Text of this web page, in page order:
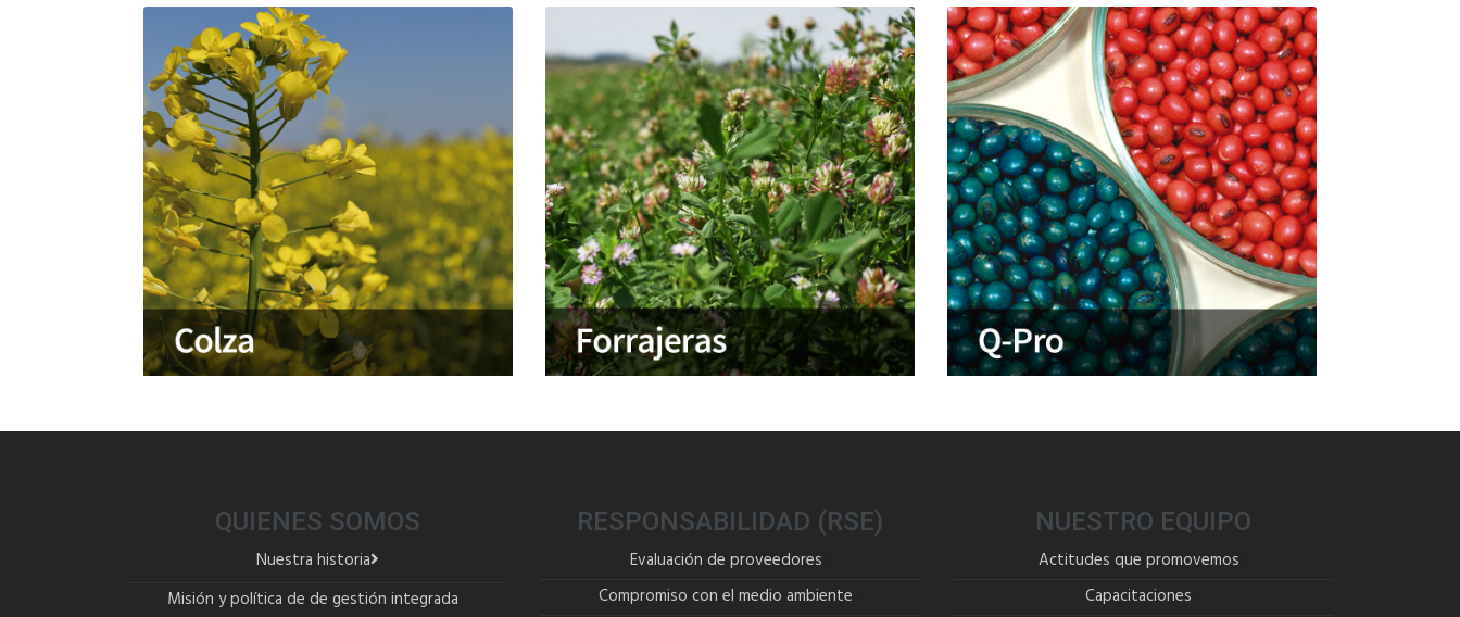
QUIENES SOMOS
Nuestra historia
Misión y política de de gestión integrada
RESPONSABILIDAD (RSE)
Evaluación de proveedores
Compromiso con el medio ambiente
NUESTRO EQUIPO
Actitudes que promovemos
Capacitaciones